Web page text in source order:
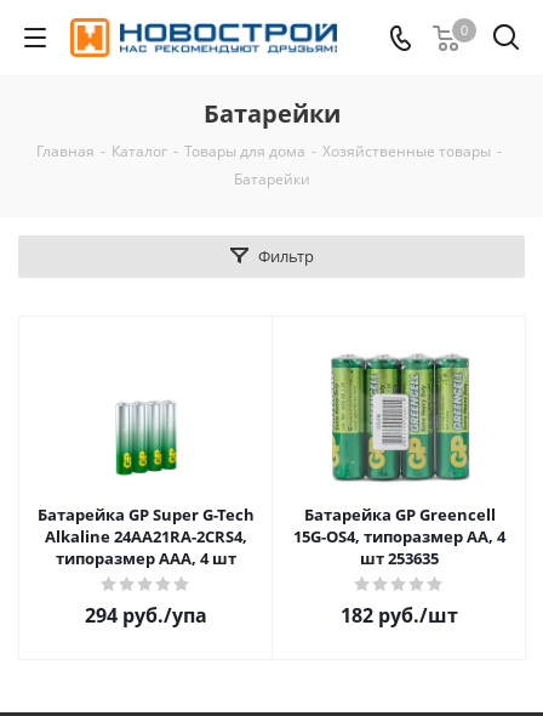
0
Батарейки
Главная - Каталог - Товары для дома - Хозяйственные товары -
Батарейки
Фильтр
Батарейка GP Super G-Tech
Alkaline 24AA21RA-2CRS4,
типоразмер ААА, 4 шт
294 руб./упа
Батарейка GP Greencell
15G-OS4, типоразмер АА, 4
шт 253635
182 руб./шт